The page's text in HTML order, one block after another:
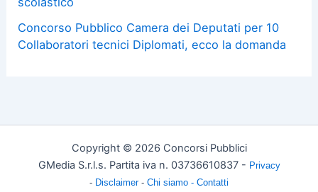
Concorso Pubblico Camera dei Deputati per 10
Collaboratori tecnici Diplomati, ecco la domanda
Copyright © 2026 Concorsi Pubblici
GMedia S.r.l.s. Partita iva n. 03736610837 - Privacy
- Disclaimer - Chi siamo - Contatti